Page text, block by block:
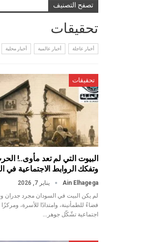
تصفح التصنيف
تحقيقات
أخبار عاجلة أخبار عالمية أخبار محلية
تحقيقات
البيوت التي لم تعد مأوى..!
وتفكك الروابط الاجتماعية في
Ain Elhagega
يناير 7, 2026
لم يكن البيت في السودان مجرد جدران
فضاءً للطمأنينة، وامتدادًا للأسرة،
اجتماعية تشّكّل جوهر…